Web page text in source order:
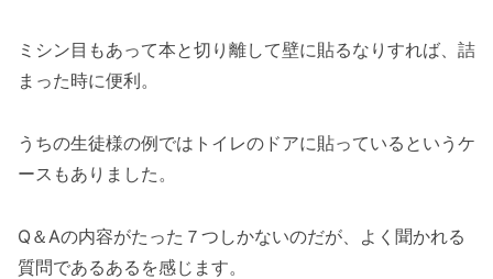
ミシン目もあって本と切り離して壁に貼るなりすれば、詰
まった時に便利。
うちの生徒様の例ではトイレのドアに貼っているというケ
ースもありました。
Q＆Aの内容がたった７つしかないのだが、よく聞かれる
質問であるあるを感じます。